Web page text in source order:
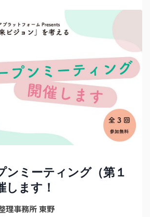
ンミーティング（第１
します！
理事務所 東野